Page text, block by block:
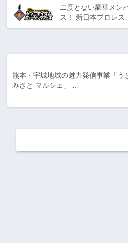
二度とない豪華メン
ス！ 新日本プロレス…
熊本・宇城地域の魅力発信事業「う
みさと マルシェ」 …